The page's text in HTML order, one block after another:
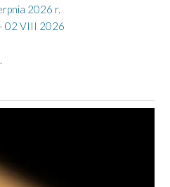
2026 r.
02 VIII 2026